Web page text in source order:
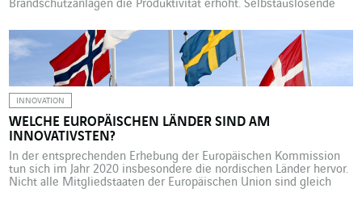
Brandschutzanlagen die Produktivität erhöht. Selbstauslösende
einem Raum sind heute gang und gäbe. Es genügt, den Blick nach
oben zu richten, um sie in Geschäften, Lagerräumen und anderen
brandgeschützten Bereichen zu sehen. Die sogenannten Sprinkler
INNOVATION
WELCHE EUROPÄISCHEN LÄNDER SIND AM
INNOVATIVSTEN?
In der entsprechenden Erhebung der Europäischen Kommission
tun sich im Jahr 2020 insbesondere die nordischen Länder hervor.
Nicht alle Mitgliedstaaten der Europäischen Union sind gleich